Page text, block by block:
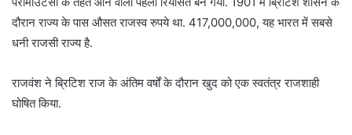
दौरान राज्य के पास औसत राजस्व रुपये था. 417,000,000, यह भारत में सबसे
धनी राजसी राज्य है.
राजवंश ने ब्रिटिश राज के अंतिम वर्षों के दौरान खुद को एक स्वतंत्र राजशाही
घोषित किया.